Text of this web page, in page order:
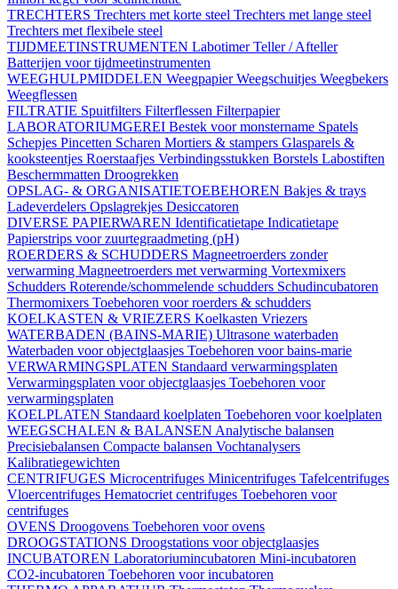
TRECHTERS Trechters met korte steel Trechters met lange steel
Trechters met flexibele steel
TIJDMEETINSTRUMENTEN LabotimerTeller / Afteller
Batterijen voor tijdmeetinstrumenten
WEEGHULPMIDDELEN WeegpapierWeegschuitjes Weegbekers
Weegflessen
FILTRATIE Spuitfilters Filterflessen Filterpapier
LABORATORIUMGEREI Bestek voor monstername Spatels
Schepjes Pincetten Scharen Mortiers & stampers Glasparels &
kooksteentjes Roerstaafjes Verbindingsstukken Borstels Labostiften
Beschermmatten Droogrekken
OPSLAG- & ORGANISATIETOEBEHOREN Bakjes & trays
Ladeverdelers Opslagrekjes Desiccatoren
DIVERSE PAPIERWAREN Identificatietape Indicatietape
Papierstrips voor zuurtegraadmeting (pH)
ROERDERS & SCHUDDERS Magneetroerders zonder
verwarming Magneetroerders met verwarming Vortexmixers
Schudders Roterende/schommelende schudders Schudincubatoren
Thermomixers Toebehoren voor roerders & schudders
KOELKASTEN & VRIEZERS Koelkasten Vriezers
WATERBADEN (BAINS-MARIE) Ultrasone waterbaden
Waterbaden voor objectglaasjes Toebehoren voor bains-marie
VERWARMINGSPLATEN Standaard verwarmingsplaten
Verwarmingsplaten voor objectglaasjes Toebehoren voor
verwarmingsplaten
KOELPLATEN Standaard koelplaten Toebehoren voor koelplaten
WEEGSCHALEN & BALANSEN Analytische balansen
Precisiebalansen Compacte balansen Vochtanalysers
Kalibratiegewichten
CENTRIFUGES Microcentrifuges Minicentrifuges Tafelcentrifuges
Vloercentrifuges Hematocriet centrifuges Toebehoren voor
centrifuges
OVENS Droogovens Toebehoren voor ovens
DROOGSTATIONS Droogstations voor objectglaasjes
INCUBATOREN Laboratoriumincubatoren Mini-incubatoren
CO2-incubatoren Toebehoren voor incubatoren